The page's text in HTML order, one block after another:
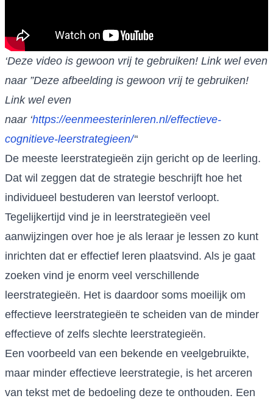
‘Deze video is gewoon vrij te gebruiken! Link wel even
naar ”Deze afbeelding is gewoon vrij te gebruiken!
Link wel even
naar ‘https://eenmeesterinleren.nl/effectieve-
cognitieve-leerstrategieen/‘‘
De meeste leerstrategieën zijn gericht op de leerling.
Dat wil zeggen dat de strategie beschrijft hoe het
individueel bestuderen van leerstof verloopt.
Tegelijkertijd vind je in leerstrategieën veel
aanwijzingen over hoe je als leraar je lessen zo kunt
inrichten dat er effectief leren plaatsvind. Als je gaat
zoeken vind je enorm veel verschillende
leerstrategieën. Het is daardoor soms moeilijk om
effectieve leerstrategieën te scheiden van de minder
effectieve of zelfs slechte leerstrategieën.
Een voorbeeld van een bekende en veelgebruikte,
maar minder effectieve leerstrategie, is het arceren
van tekst met de bedoeling deze te onthouden. Een